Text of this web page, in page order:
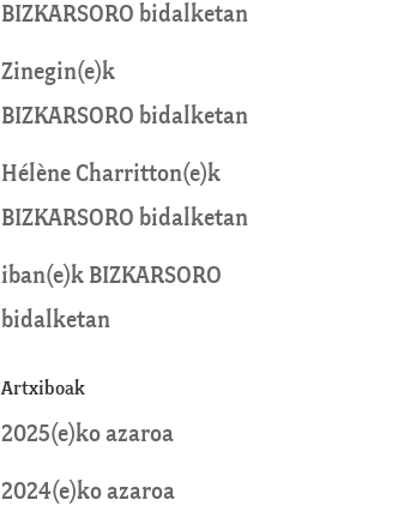
BIZKARSORO bidalketan
Zinegin(e)k
BIZKARSORO bidalketan
Hélène Charritton(e)k
BIZKARSORO bidalketan
iban(e)k BIZKARSORO
bidalketan
Artxiboak
2025(e)ko azaroa
2024(e)ko azaroa